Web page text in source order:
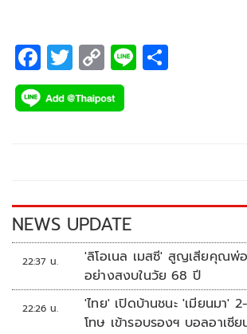
F
ac
e
k
T
wi
tt
C
o
p
k
Li
NEWS UPDATE
22:37 น.
'ลิโอเนล เมสซี' สูญเสียคุณพ่
อย่างสงบในวัย 68 ปี
22:26 น.
'ไทย' เปิดบ้านชนะ 'เมียนมา'
โทษ เข้ารอบรองฯ บอลอาเซี